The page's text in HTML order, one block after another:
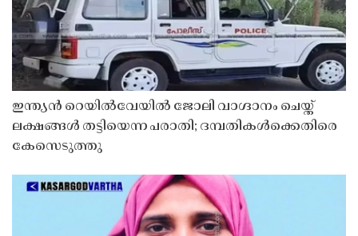
ഇന്ത്യൻ റെയിൽവേയിൽ ജോലി വാഗ്ദാനം ചെയ്ത്
ലക്ഷങ്ങൾ തട്ടിയെന്ന പരാതി; ദമ്പതികൾക്കെതിരെ
കേസെടുത്തു